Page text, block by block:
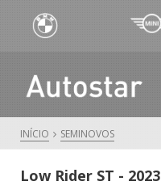
INÍCIO SEMINOVOS
Low Rider ST - 2023